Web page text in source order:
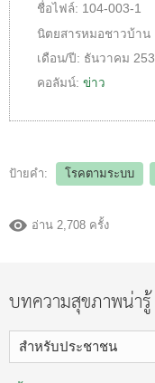
ชื่อไฟล์: 104-003-1
นิตยสารหมอชาวบ้าน
เดือน/ปี: ธันวาคม
คอลัมน์: ข่าว
ป้ายคำ: โรคตามระบบ
อ่าน 2,708 ครั้ง
บทความสุขภาพน่ารู้
สำหรับประชาชน